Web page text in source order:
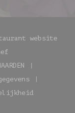
website
een nieuw
venster))
((opent in een